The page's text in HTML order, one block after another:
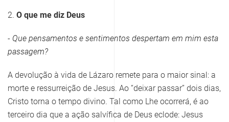
2. O que me diz Deus
- Que pensamentos e sentimentos despertam em mim esta
passagem?
A devolução à vida de Lázaro remete para o maior sinal: a
morte e ressurreição de Jesus. Ao “deixar passar” dois dias,
Cristo torna o tempo divino. Tal como Lhe ocorrerá, é ao
terceiro dia que a ação salvífica de Deus eclode: Jesus